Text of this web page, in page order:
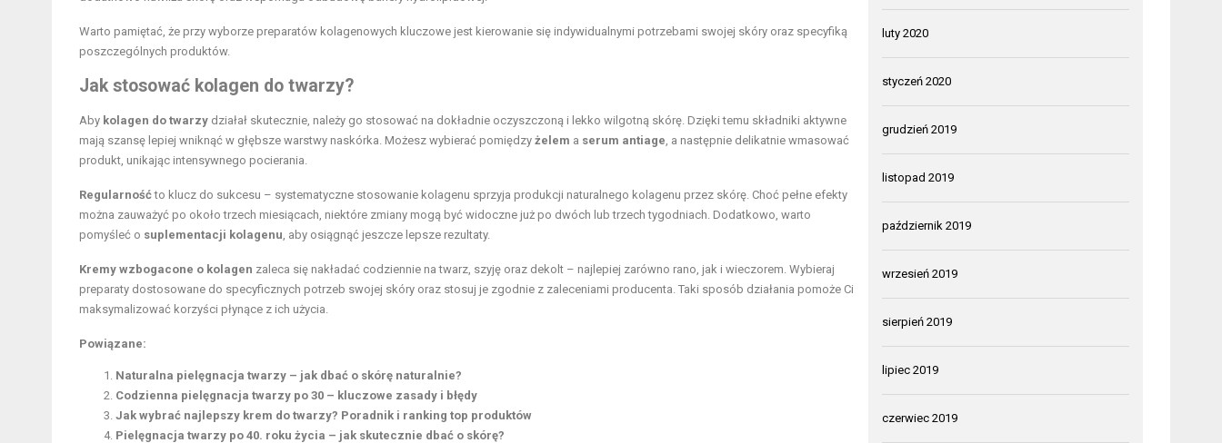
Warto pamiętać, że przy wyborze preparatów kolagenowych kluczowe jest kierowanie się indywidualnymi potrzebami swojej skóry oraz specyfiką
poszczególnych produktów.
Jak stosować kolagen do twarzy?
Aby kolagen do twarzy działał skutecznie, należy go stosować na dokładnie oczyszczoną i lekko wilgotną skórę. Dzięki temu składniki aktywne
mają szansę lepiej wniknąć w głębsze warstwy naskórka. Możesz wybierać pomiędzy żelem a serum antiage , a następnie delikatnie wmasować
produkt, unikając intensywnego pocierania.
Regularnośćto klucz do sukcesu – systematyczne stosowanie kolagenu sprzyja produkcji naturalnego kolagenu przez skórę. Choć pełne efekty
można zauważyć po około trzech miesiącach, niektóre zmiany mogą być widoczne już po dwóch lub trzech tygodniach. Dodatkowo, warto
pomyśleć o suplementacji kolagenu , aby osiągnąć jeszcze lepsze rezultaty.
Kremy wzbogacone o kolagen zaleca się nakładać codziennie na twarz, szyję oraz dekolt – najlepiej zarówno rano, jak i wieczorem. Wybieraj
preparaty dostosowane do specyficznych potrzeb swojej skóry oraz stosuj je zgodnie z zaleceniami producenta. Taki sposób działania pomoże Ci
maksymalizować korzyści płynące z ich użycia.
Powiązane:
Naturalna pielęgnacja twarzy – jak dbać o skórę naturalnie?
Codzienna pielęgnacja twarzy po 30 – kluczowe zasady i błędy
Jak wybrać najlepszy krem do twarzy? Poradnik i ranking top produktów
Pielęgnacja twarzy po 40. roku życia – jak skutecznie dbać o skórę?
luty 2020
styczeń 2020
grudzień 2019
listopad 2019
październik 2019
wrzesień 2019
sierpień 2019
lipiec 2019
czerwiec 2019